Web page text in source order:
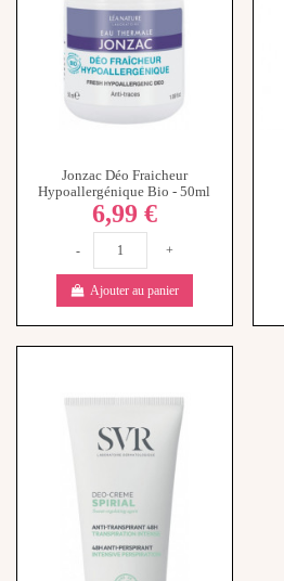
Jonzac Déo Fraicheur
Hypoallergénique Bio - 50ml
6,99 €
- +
Ajouter au panier